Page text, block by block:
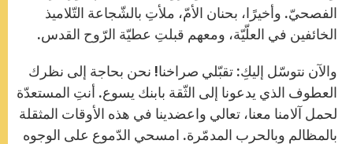
الفصحيّ. وأخيرًا، بحنان الأمّ، ملأتِ بالشّجاعة التّلاميذ
الخائفين في العلّيّة، ومعهم قبلتِ عطيّة الرّوح القدس.
والآن نتوسّل إليكِ: تقبّلي صراخنا! نحن بحاجة إلى نظرك
العطوف الذي يدعونا إلى الثّقة بابنك يسوع. أنتِ المستعدّة
لحمل آلامنا معنا، تعالي واعضدينا في هذه الأوقات المثقلة
بالمظالم وبالحرب المدمّرة. امسحي الدّموع على الوجوه